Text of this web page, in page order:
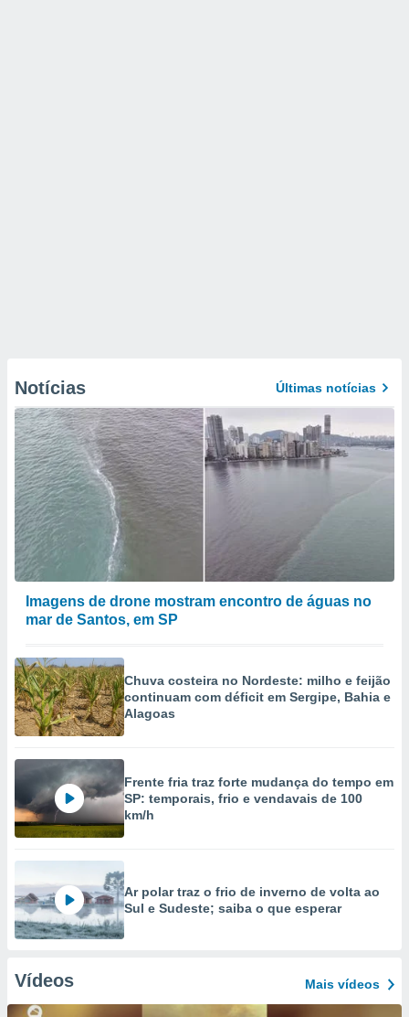
Notícias Últimas notícias
Imagens de drone mostram encontro de águas no
mar de Santos, em SP
Chuva costeira no Nordeste: milho e feijão
continuam com déficit em Sergipe, Bahia e
Alagoas
Frente fria traz forte mudança do tempo em
SP: temporais, frio e vendavais de 100
km/h
Ar polar traz o frio de inverno de volta ao
Sul e Sudeste; saiba o que esperar
Vídeos Mais vídeos